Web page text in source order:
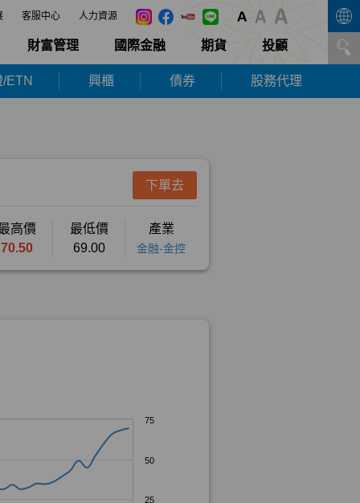
客服中心 人力資源
財富管理 國際金融 期貨 投顧
ETN 興櫃 債券 股務代理